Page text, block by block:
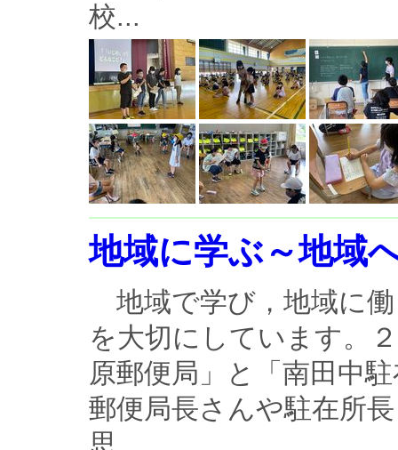
校...
地域に学ぶ～地域
地域で学び，地域に
を大切にしています。
原郵便局」と「南田中
郵便局長さんや駐在所